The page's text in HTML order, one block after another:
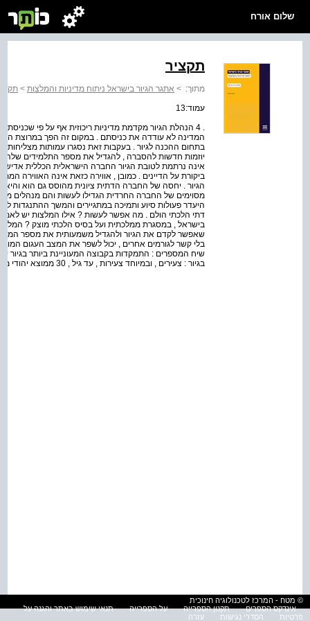
שלום אורח
תקציר
מתוך: > אתגר הגיור בישראל ניתוח מדיניות והמלצות >
עמוד:13
. 4 הנהלת הגיור מקדמת מדיניות ריכוזית אף על פי
המדינה לא עודדה את כניסתם . במקום זה הפך במרוצת
בתחום ההכנה לגיור . בעקבות זאת נסגרו עמותות מצליחות
אינה נרתמת לטובת הגיור החברה הישראלית הכללית
ביקורת על הדיינים . כמובן , אווירה כזאת אינה האווירה
הגיור . יחסה של החברה הדתית ציונית מהוסס גם הוא
מסוימים של החברה החרדית הגדילו לעשות והם מנהלים
היעדר פעולות סיוע ותמיכה במתגיירים והמשך ההתנגדות
דתי הלכתי הולם . מה אפשר לעשות ? אילו המלצות יש
בישראל , במסגרת ממלכתית ועל בסיס הלכתי מוצק ?
שאפשר לקדם את הגיור ולהגדיל משמעותית את מספר
שיח המספרים : התמקדות בקבוצה המעוניינת ביותר בגיור
בגיור : צעירים , ובמיוחד צעירות , עד גיל , 30 ממוצא יהודי מובהק ( אב או סב יהודי , ( ששיעור
© מטח - המרכז לטכנולוגיה חינוכית
אינדקס הספרים
תקנון הספרייה על הספרייה
תנאי שימוש באתר והגנה על
פרטיות
הסדרי נגישות עזרה